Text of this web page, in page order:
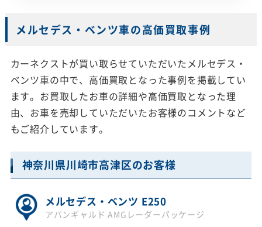
メルセデス・ベンツ車の高価買取事例
カーネクストが買い取らせていただいたメルセデス・
ベンツ車の中で、高価買取となった事例を掲載してい
ます。お買取したお車の詳細や高価買取となった理
由、お車を売却していただいたお客様のコメントなど
もご紹介しています。
神奈川県川崎市高津区のお客様
メルセデス・ベンツ E250
アバンギャルド AMGレーダーパッケージ